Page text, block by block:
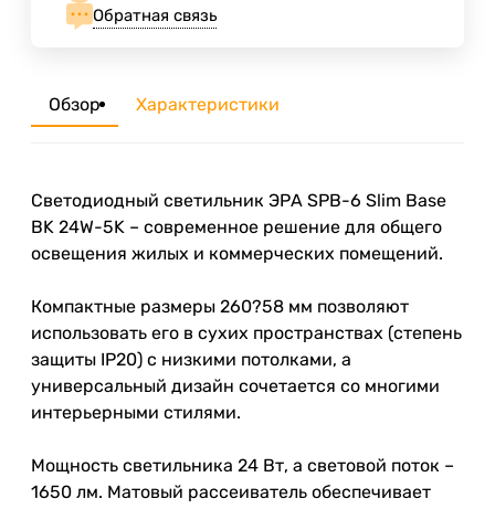
Обратная связь
Обзор Характеристики
Светодиодный светильник ЭРА SPB-6 Slim Base
BK 24W-5K – современное решение для общего
освещения жилых и коммерческих помещений.
Компактные размеры 260?58 мм позволяют
использовать его в сухих пространствах (степень
защиты IP20) с низкими потолками, а
универсальный дизайн сочетается со многими
интерьерными стилями.
Мощность светильника 24 Вт, а световой поток –
1650 лм. Матовый рассеиватель обеспечивает